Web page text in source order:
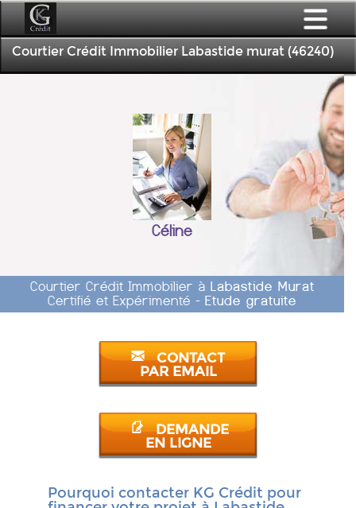
Courtier Crédit Immobilier Labastide murat (46240)
Céline
Courtier Crédit Immobilier à Labastide Murat
Certifié et Expérimenté - Etude gratuite
CONTACT
PAR EMAIL
DEMANDE
EN LIGNE
Pourquoi contacter KG Crédit pour